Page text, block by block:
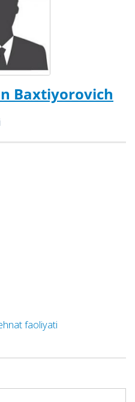
Baxtiyorovich
faoliyati